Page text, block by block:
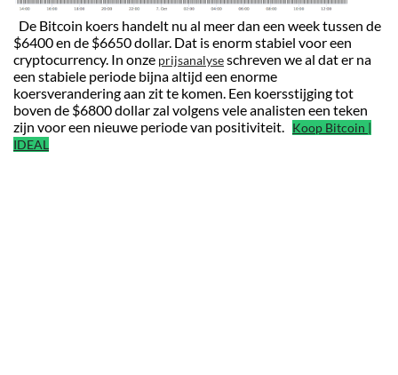
De Bitcoin koers handelt nu al meer dan een week tussen de
$6400 en de $6650 dollar. Dat is enorm stabiel voor een
cryptocurrency. In onze prijsanalyseschreven we al dat er na
een stabiele periode bijna altijd een enorme
koersverandering aan zit te komen. Een koersstijging tot
boven de $6800 dollar zal volgens vele analisten een teken
zijn voor een nieuwe periode van positiviteit. Koop Bitcoin |
IDEAL